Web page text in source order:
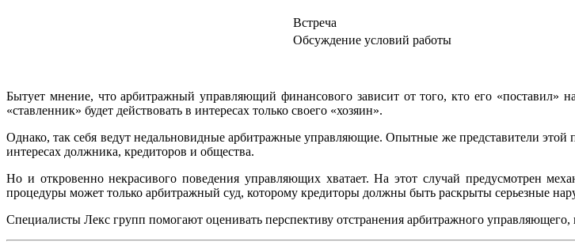
Встреча
Обсуждение условий работы
Бытует мнение, что арбитражный управляющий финансового зависит от того, кто его «поставил»
«ставленник» будет действовать в интересах только своего «хозяин».
Однако, так себя ведут недальновидные арбитражные управляющие. Опытные же представители этой
интересах должника, кредиторов и общества.
Но и откровенно некрасивого поведения управляющих хватает. На этот случай предусмотрен
процедуры может только арбитражный суд, которому кредиторы должны быть раскрыты серьезные
Специалисты Лекс групп помогают оценивать перспективу отстранения арбитражного